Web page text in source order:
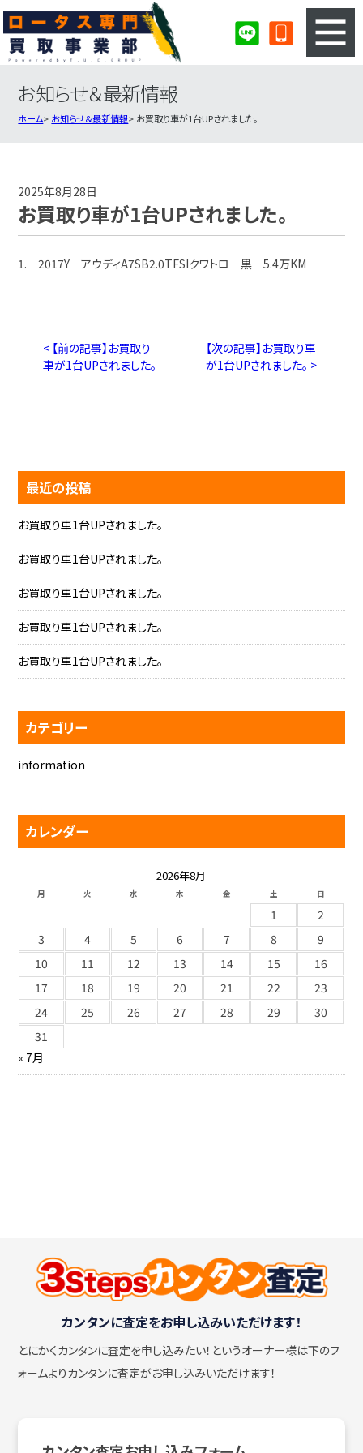
3ステップのカンタン査定
ロータス買取実績
お知らせ＆最新情報
ホーム お知らせ＆最新情報 お買取り車が1台UPされました。
2025年8月28日
お買取り車が1台UPされました。
1. 2017Y アウディA7SB2.0TFSIクワトロ 黒 5.4万KM
< 【前の記事】お買取り
車が1台UPされました。
【次の記事】お買取り車
が1台UPされました。 >
最近の投稿
お買取り車1台UPされました。
お買取り車1台UPされました。
お買取り車1台UPされました。
お買取り車1台UPされました。
お買取り車1台UPされました。
カテゴリー
information
カレンダー
2026年8月
月 火 水 木 金 土 日
1
2
3
4 5 6 7 8
9
10
11 12 13 14 15
16
17
18 19 20 21 22
23
24
25 26 27 28 29
30
31
« 7月
カンタンに査定をお申し込みいただけます！
とにかくカンタンに査定を申し込みたい！ というオーナー様は下のフ
ォームよりカンタンに査定がお申し込みいただけます！